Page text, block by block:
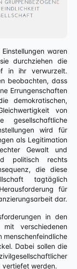
waren
durchziehen die
in ihr verwurzelt.
beobachten, dass
Errungenschaften
demokratischen,
von
gesellschaftliche
wird für
als Legitimation
Gewalt und
politisch rechts
die diese
tagtäglich
für
dar.
in den
verschiedenen
menschenfeindliche
Dabei sollen die
vertiefet werden.